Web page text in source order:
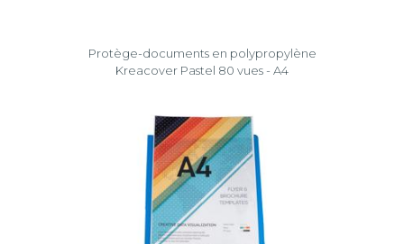
Protège-documents en polypropylène
Kreacover Pastel 80 vues - A4